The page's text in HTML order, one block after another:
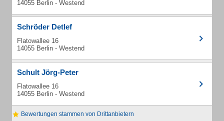
14055 Berlin - Westend
Schröder Detlef
Flatowallee 16
14055 Berlin - Westend
Schult Jörg-Peter
Flatowallee 16
14055 Berlin - Westend
Bewertungen stammen von Drittanbietern